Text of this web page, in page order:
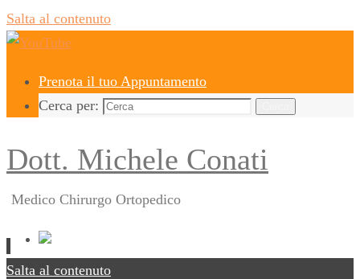
Salta al contenuto
Prenota il tuo Appuntamento
Cerca per:
Dott. Michele Conati
Medico Chirurgo Ortopedico
Salta al contenuto